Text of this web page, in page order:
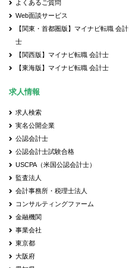
よくあるご質問
Web面談サービス
【関東・首都圏版】マイナビ転職 会計
士
【関西版】マイナビ転職 会計士
【東海版】マイナビ転職 会計士
求人情報
求人検索
実名公開企業
公認会計士
公認会計士試験合格
USCPA（米国公認会計士）
監査法人
会計事務所・税理士法人
コンサルティングファーム
金融機関
事業会社
東京都
大阪府